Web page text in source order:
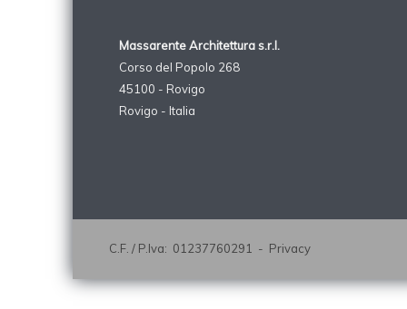
Massarente Architettura s.r.l.
Corso del Popolo 268
45100 - Rovigo
Rovigo - Italia
C.F. / P.Iva: 01237760291 - Privacy